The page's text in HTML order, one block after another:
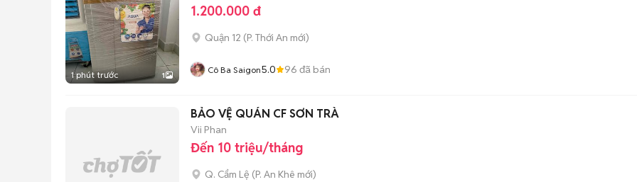
1 phút trước 1
1.200.000 đ
Quận 12 (P. Thới An mới)
Cô Ba Saigon5.0 96 đã bán
BẢO VỆ QUÁN CF SƠN TRÀ
Vii Phan
Đến 10 triệu/tháng
Q. Cẩm Lệ (P. An Khê mới)